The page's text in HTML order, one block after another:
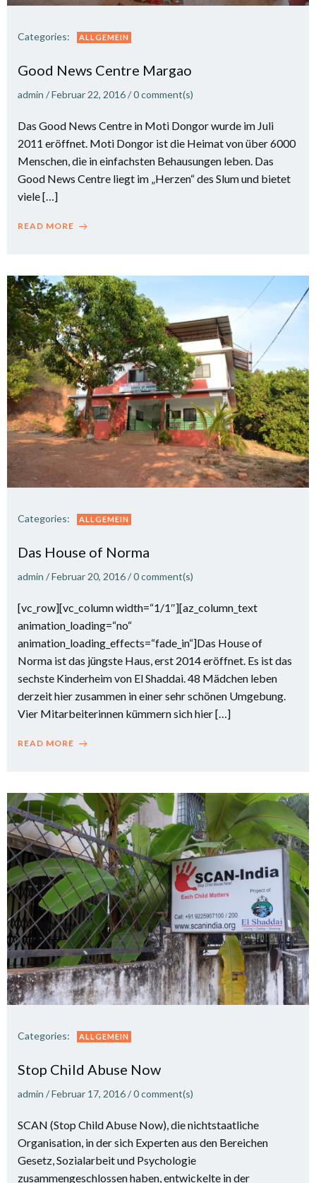
Categories: ALLGEMEIN
Good News Centre Margao
admin /Februar 22, 2016/0comment(s)
Das Good News Centre in Moti Dongor wurde im Juli
2011 eröffnet. Moti Dongor ist die Heimat von über 6000
Menschen, die in einfachsten Behausungen leben. Das
Good News Centre liegt im „Herzen“ des Slum und bietet
viele […]
READ MORE
Categories: ALLGEMEIN
Das House of Norma
admin /Februar 20, 2016/0comment(s)
[vc_row][vc_column width=“1/1″][az_column_text
animation_loading=“no“
animation_loading_effects=“fade_in“]Das House of
Norma ist das jüngste Haus, erst 2014 eröffnet. Es ist das
sechste Kinderheim von El Shaddai. 48 Mädchen leben
derzeit hier zusammen in einer sehr schönen Umgebung.
Vier Mitarbeiterinnen kümmern sich hier […]
READ MORE
Categories: ALLGEMEIN
Stop Child Abuse Now
admin /Februar 17, 2016/0comment(s)
SCAN (Stop Child Abuse Now), die nichtstaatliche
Organisation, in der sich Experten aus den Bereichen
Gesetz, Sozialarbeit und Psychologie
zusammengeschlossen haben, entwickelte in der